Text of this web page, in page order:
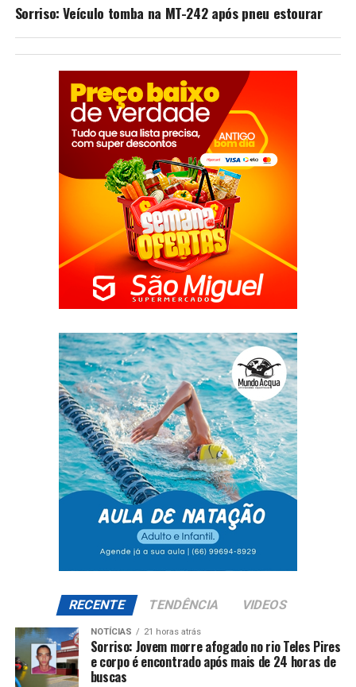
Sorriso: Veículo tomba na MT-242 após pneu estourar
RECENTE TENDÊNCIA VIDEOS
NOTÍCIAS 21 horas atrás
Sorriso: Jovem morre afogado no rio Teles Pires
e corpo é encontrado após mais de 24 horas de
buscas